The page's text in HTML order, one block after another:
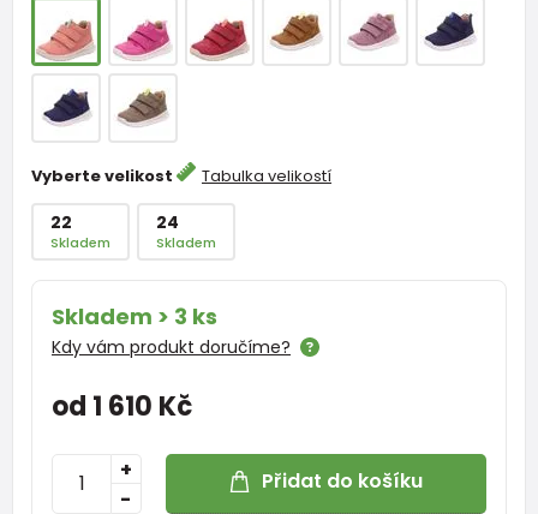
Vyberte velikost Tabulka velikostí
22
Skladem
24
Skladem
Skladem > 3 ks
Kdy vám produkt doručíme?
od 1 610 Kč
-
+ Přidat do košíku